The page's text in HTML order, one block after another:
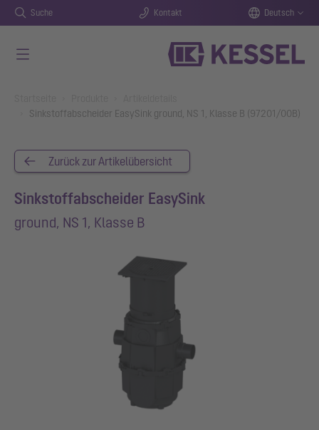
Suche Kontakt Deutsch
Sinkstoffabscheider EasySink ground, NS 1, Klasse B (97201/00B)
Zurück zur Artikelübersicht
Sinkstoffabscheider EasySink
ground, NS 1, Klasse B